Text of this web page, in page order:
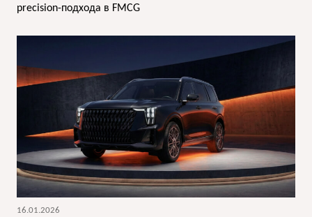
precision-подхода в FMCG
16.01.2026